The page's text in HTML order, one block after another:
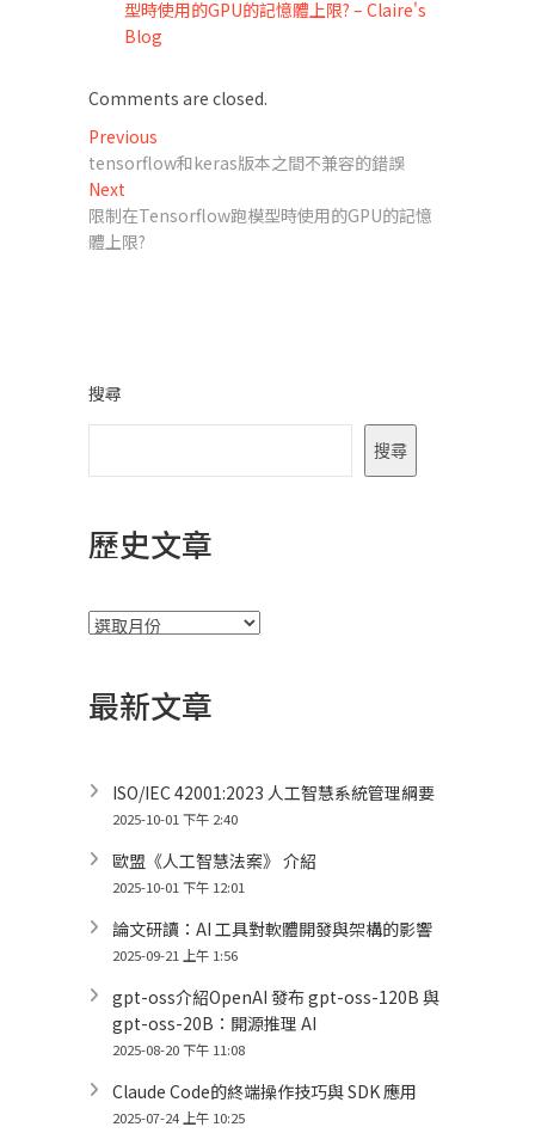
型時使用的GPU的記憶體上限? – Claire's
Blog
Comments are closed.
文
章
導
覽
Previous
post:
tensorflow和keras版本之間不兼容的錯誤
Next
post:
限制在Tensorflow跑模型時使用的GPU的記憶
體上限?
搜尋
搜尋
歷史文章
彙
最新文章
ISO/IEC 42001:2023 人工智慧系統管理綱要
2025-10-01 下午 2:40
歐盟《人工智慧法案》 介紹
2025-10-01 下午 12:01
論文研讀：AI 工具對軟體開發與架構的影響
2025-09-21 上午 1:56
gpt-oss介紹OpenAI 發布 gpt-oss-120B 與
gpt-oss-20B：開源推理 AI
2025-08-20 下午 11:08
Claude Code的終端操作技巧與 SDK 應用
2025-07-24 上午 10:25